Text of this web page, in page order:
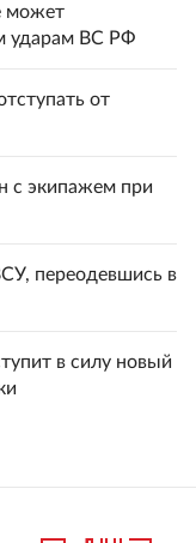
может
ударам ВС РФ
от
с экипажем при
переодевшись в
в силу новый